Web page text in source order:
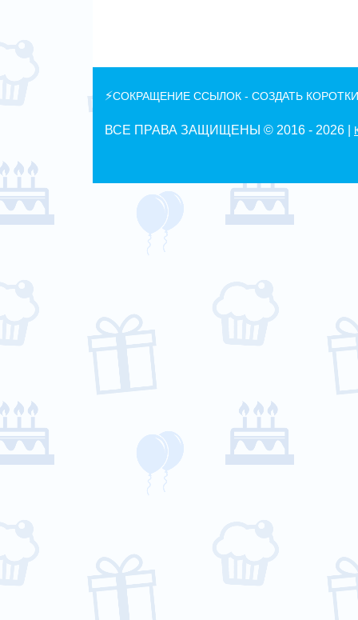
⚡СОКРАЩЕНИЕ ССЫЛОК - СОЗДАТЬ
ВСЕ ПРАВА ЗАЩИЩЕНЫ © 2016 - 2026 |